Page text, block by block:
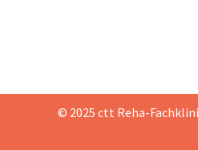
© 2025 ctt Reha-